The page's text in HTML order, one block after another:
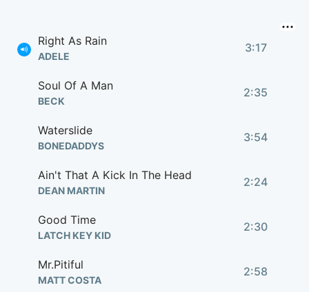
Right As Rain
ADELE
3:17
Soul Of A Man
BECK
2:35
Waterslide
BONEDADDYS
3:54
Ain't That A Kick In The Head
DEAN MARTIN
2:24
Good Time
LATCH KEY KID
2:30
Mr.Pitiful
MATT COSTA
2:58